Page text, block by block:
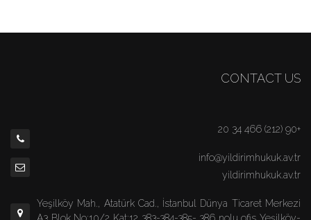
CONTACT US
+90 (212) 466 34 20
info@yildirimhukuk.av.tr
yildirimhukuk.av.tr
Yeşilköy Mah., Atatürk Cad., İstanbul Dünya Ticaret Merkezi